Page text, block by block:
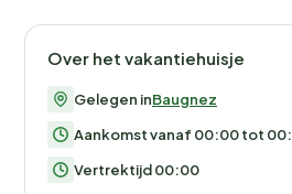
Over het vakantiehuisje
Gelegen inBaugnez
Aankomst vanaf 00:00 tot
Vertrektijd 00:00